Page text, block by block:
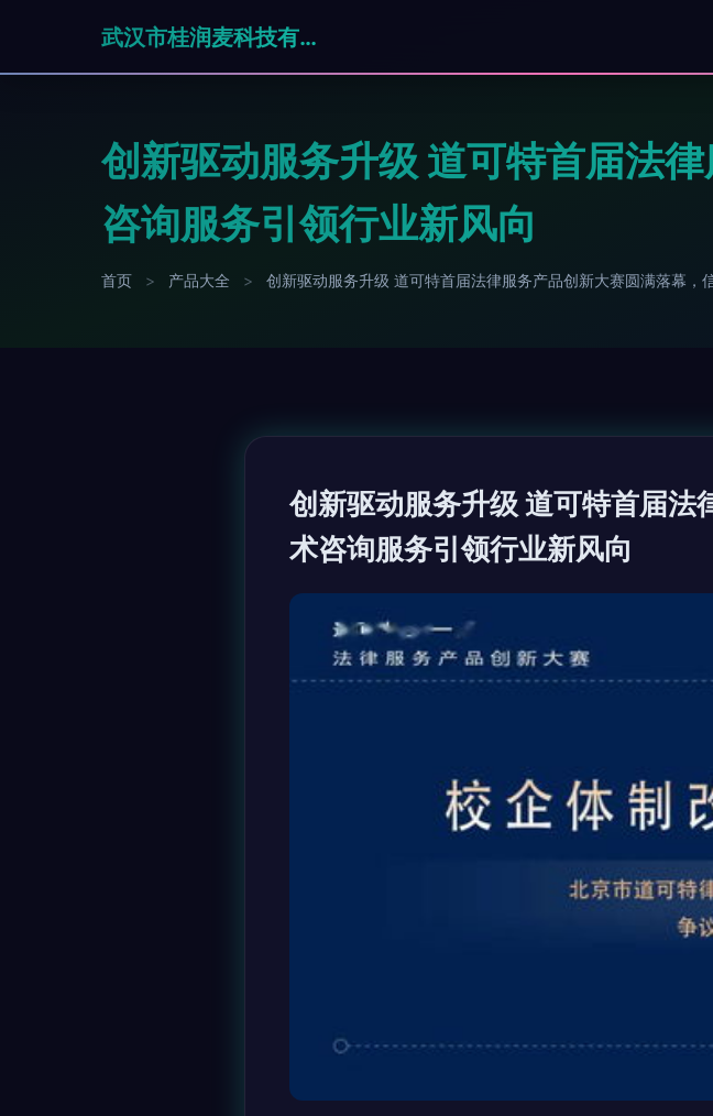
武汉市桂润麦科技有限公司
创新驱动服务升级 道可特首届法
咨询服务引领行业新风向
首页 > 产品大全 > 创新驱动服务升级 道可特首届法律服务产品创新大赛圆满落幕，
创新驱动服务升级 道可特首届
术咨询服务引领行业新风向